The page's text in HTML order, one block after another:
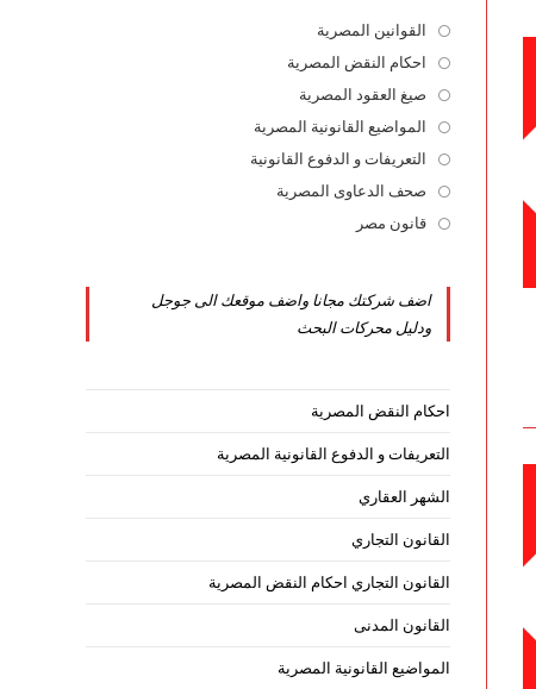
القوانين المصرية
in
a
new
tab
احكام النقض المصرية
a
new
صيغ العقود المصرية
in
a
new
المواضيع القانونية المصرية
inالتعريفات و الدفوع القانونية
صحف الدعاوى المصرية
tab
قانون مصر
new
tab
اضف شركتك مجانا واضف موقعك الى جوجل
ودليل محركات البحث
احكام النقض المصرية
التعريفات و الدفوع القانونية المصرية
الشهر العقاري
القانون التجاري
القانون التجاري احكام النقض المصرية
القانون المدنى
المواضيع القانونية المصرية